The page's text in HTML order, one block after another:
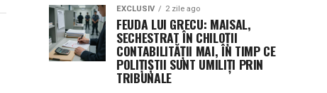
EXCLUSIV 2 zile ago
FEUDA LUI GRECU: MAISAL,
SECHESTRAT ÎN CHILOȚII
CONTABILITĂȚII MAI, ÎN TIMP CE
POLIȚIȘTII SUNT UMILIȚI PRIN
TRIBUNALE